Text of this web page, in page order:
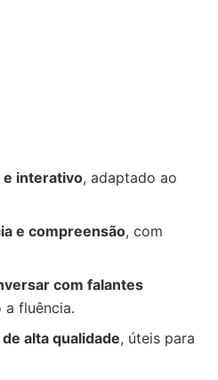
interativo, adaptado ao
e compreensão, com
com falantes
a fluência.
alta qualidade, úteis para